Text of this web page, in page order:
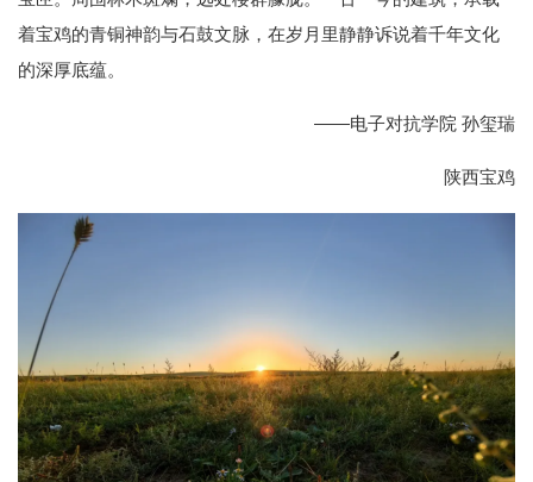
着宝鸡的青铜神韵与石鼓文脉，在岁月里静静诉说着千年文化
的深厚底蕴。
——电子对抗学院 孙玺瑞
陕西宝鸡